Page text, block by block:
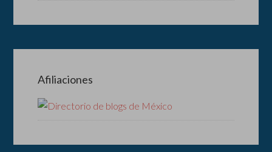
Afiliaciones